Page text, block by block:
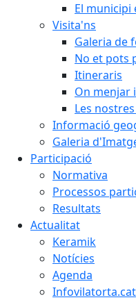
El municipi
Visita'ns
Galeria de
No et pots
Itineraris
On menjar
Les
Informació
Galeria
Participació
Normativa
Processos
Resultats
Actualitat
Keramik
Notícies
Agenda
Infovilatorta.cat